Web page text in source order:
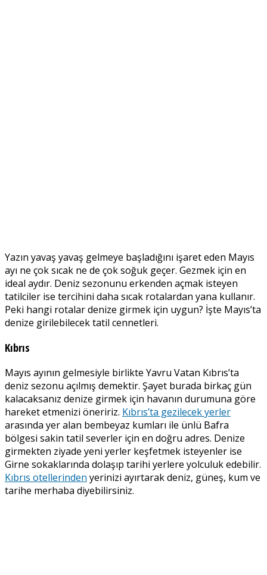
Yazın yavaş yavaş gelmeye başladığını işaret eden Mayıs
ayı ne çok sıcak ne de çok soğuk geçer. Gezmek için en
ideal aydır. Deniz sezonunu erkenden açmak isteyen
tatilciler ise tercihini daha sıcak rotalardan yana kullanır.
Peki hangi rotalar denize girmek için uygun? İşte Mayıs’ta
denize girilebilecek tatil cennetleri.
Kıbrıs
Mayıs ayının gelmesiyle birlikte Yavru Vatan Kıbrıs’ta
deniz sezonu açılmış demektir. Şayet burada birkaç gün
kalacaksanız denize girmek için havanın durumuna göre
hareket etmenizi öneririz. Kıbrıs’ta gezilecek yerler
arasında yer alan bembeyaz kumları ile ünlü Bafra
bölgesi sakin tatil severler için en doğru adres. Denize
girmekten ziyade yeni yerler keşfetmek isteyenler ise
Girne sokaklarında dolaşıp tarihi yerlere yolculuk edebilir.
Kıbrıs otellerinden yerinizi ayırtarak deniz, güneş, kum ve
tarihe merhaba diyebilirsiniz.